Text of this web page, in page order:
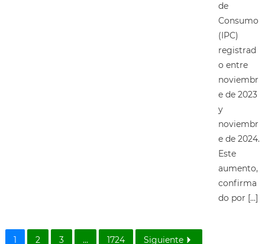
de
Consumo
(IPC)
registrad
o entre
noviembr
e de 2023
y
noviembr
e de 2024.
Este
aumento,
confirma
do por […]
1 2 3 ... 1724 Siguiente